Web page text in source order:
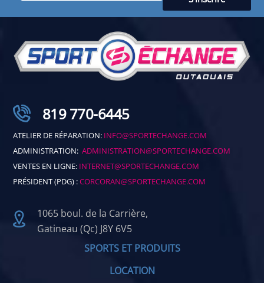
819 770-6445
ATELIER DE RÉPARATION: INFO@SPORTECHANGE.COM
ADMINISTRATION:ADMINISTRATION@SPORTECHANGE.COM
VENTES EN LIGNE: INTERNET@SPORTECHANGE.COM
PRÉSIDENT (PDG) :CORCORAN@SPORTECHANGE.COM
1065 boul. de la Carrière,
Gatineau (Qc) J8Y 6V5
SPORTS ET PRODUITS
LOCATION